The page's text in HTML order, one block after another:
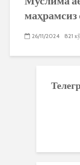
26/11/2024 821